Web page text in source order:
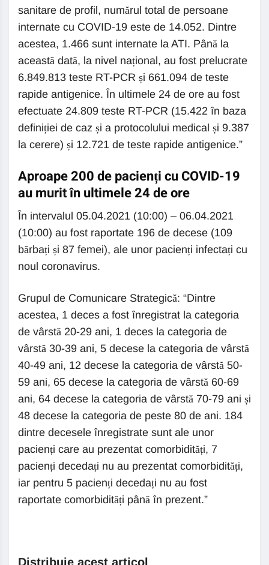
sanitare de profil, numărul total de persoane
internate cu COVID-19 este de 14.052. Dintre
acestea, 1.466 sunt internate la ATI. Până la
această dată, la nivel național, au fost prelucrate
6.849.813 teste RT-PCR și 661.094 de teste
rapide antigenice. În ultimele 24 de ore au fost
efectuate 24.809 teste RT-PCR (15.422 în baza
definiției de caz și a protocolului medical și 9.387
la cerere) și 12.721 de teste rapide antigenice.”
Aproape 200 de pacienți cu COVID-19
au murit în ultimele 24 de ore
În intervalul 05.04.2021 (10:00) – 06.04.2021
(10:00) au fost raportate 196 de decese (109
bărbați și 87 femei), ale unor pacienți infectați cu
noul coronavirus.
Grupul de Comunicare Strategică: “Dintre
acestea, 1 deces a fost înregistrat la categoria
de vârstă 20-29 ani, 1 deces la categoria de
vârstă 30-39 ani, 5 decese la categoria de vârstă
40-49 ani, 12 decese la categoria de vârstă 50-
59 ani, 65 decese la categoria de vârstă 60-69
ani, 64 decese la categoria de vârstă 70-79 ani și
48 decese la categoria de peste 80 de ani. 184
dintre decesele înregistrate sunt ale unor
pacienți care au prezentat comorbidități, 7
pacienți decedați nu au prezentat comorbidități,
iar pentru 5 pacienți decedați nu au fost
raportate comorbidități până în prezent.”
Distribuie acest articol